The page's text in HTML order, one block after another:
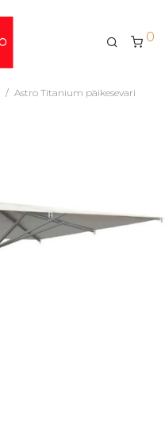
0
/ Astro Titanium päikesevari